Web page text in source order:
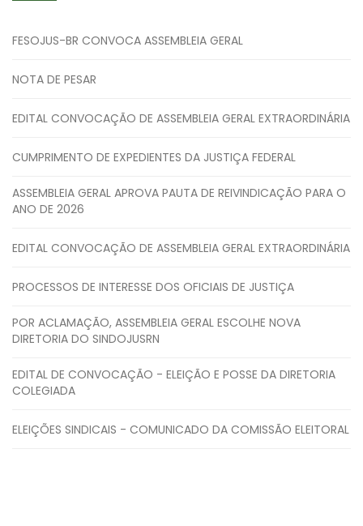
FESOJUS-BR CONVOCA ASSEMBLEIA GERAL
NOTA DE PESAR
EDITAL CONVOCAÇÃO DE ASSEMBLEIA GERAL EXTRAORDINÁRIA
CUMPRIMENTO DE EXPEDIENTES DA JUSTIÇA FEDERAL
ASSEMBLEIA GERAL APROVA PAUTA DE REIVINDICAÇÃO PARA O
ANO DE 2026
EDITAL CONVOCAÇÃO DE ASSEMBLEIA GERAL EXTRAORDINÁRIA
PROCESSOS DE INTERESSE DOS OFICIAIS DE JUSTIÇA
POR ACLAMAÇÃO, ASSEMBLEIA GERAL ESCOLHE NOVA
DIRETORIA DO SINDOJUSRN
EDITAL DE CONVOCAÇÃO - ELEIÇÃO E POSSE DA DIRETORIA
COLEGIADA
ELEIÇÕES SINDICAIS - COMUNICADO DA COMISSÃO ELEITORAL